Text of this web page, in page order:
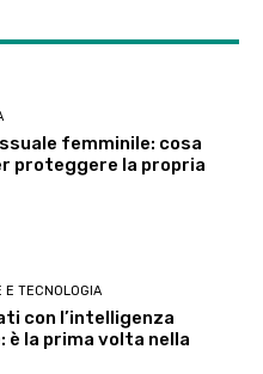
femminile: cosa
proteggere la propria
E TECNOLOGIA
con l’intelligenza
è la prima volta nella